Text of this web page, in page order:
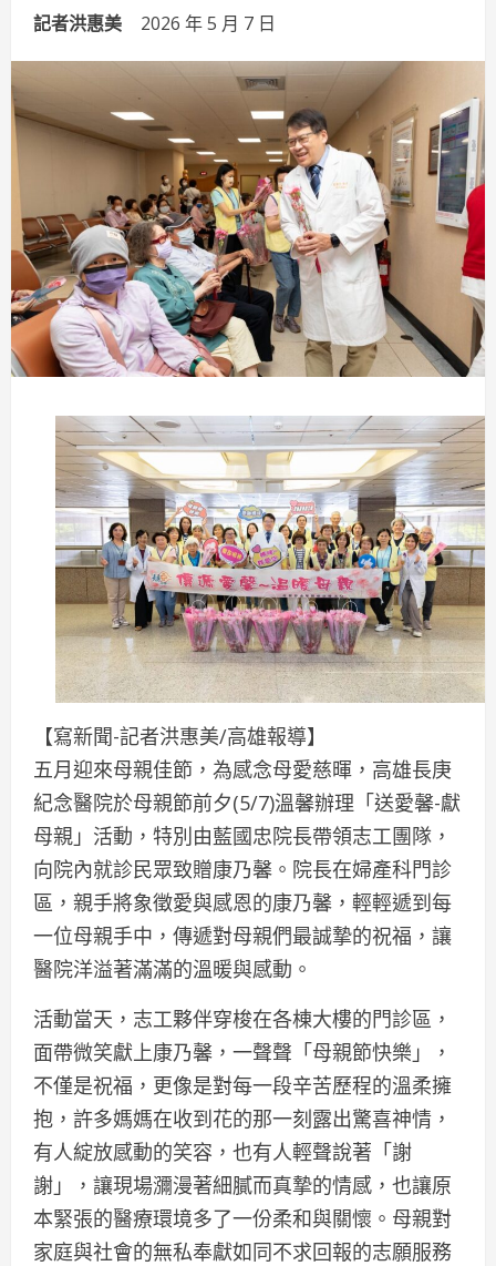
記者洪惠美 2026 年 5 月 7 日
【寫新聞-記者洪惠美/高雄報導】
五月迎來母親佳節，為感念母愛慈暉，高雄長庚
紀念醫院於母親節前夕(5/7)溫馨辦理「送愛馨-獻
母親」活動，特別由藍國忠院長帶領志工團隊，
向院內就診民眾致贈康乃馨。院長在婦產科門診
區，親手將象徵愛與感恩的康乃馨，輕輕遞到每
一位母親手中，傳遞對母親們最誠摯的祝福，讓
醫院洋溢著滿滿的溫暖與感動。
活動當天，志工夥伴穿梭在各棟大樓的門診區，
面帶微笑獻上康乃馨，一聲聲「母親節快樂」，
不僅是祝福，更像是對每一段辛苦歷程的溫柔擁
抱，許多媽媽在收到花的那一刻露出驚喜神情，
有人綻放感動的笑容，也有人輕聲說著「謝
謝」，讓現場瀰漫著細膩而真摯的情感，也讓原
本緊張的醫療環境多了一份柔和與關懷。母親對
家庭與社會的無私奉獻如同不求回報的志願服務